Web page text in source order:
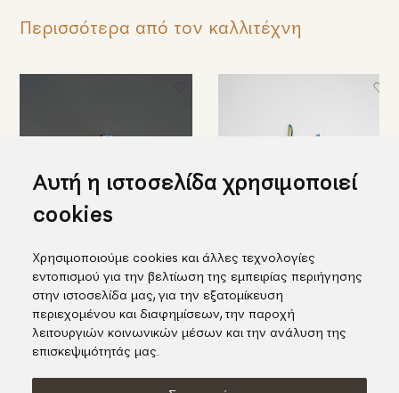
Αυτή η ιστοσελίδα χρησιμοποιεί
cookies
Χρησιμοποιούμε cookies και άλλες τεχνολογίες
εντοπισμού για την βελτίωση της εμπειρίας περιήγησης
στην ιστοσελίδα μας, για την εξατομίκευση
περιεχομένου και διαφημίσεων, την παροχή
λειτουργιών κοινωνικών μέσων και την ανάλυση της
επισκεψιμότητάς μας.
Περισσότερα από τον καλλιτέχνη
Δαχτυλίδι σύγχρονου
σχεδιασμού σε μπλε τιτάνιο
και χρυσό (μεσαίο μέγεθος)
1.780,00€
Ακτινοβόλα σκουλαρίκια μπλε
τιτανίου με χρυσό
2.570,00€